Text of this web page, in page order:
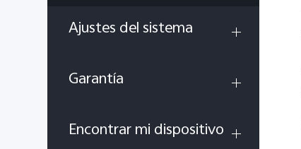
Ajustes del sistema
Garantía
Encontrar mi dispositivo